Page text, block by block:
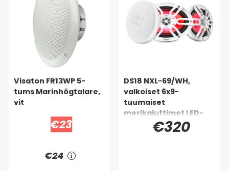
Visaton FR13WP 5-
tums Marinhögtalare,
vit
€23
€24
DS18 NXL-69/WH,
valkoiset 6x9-
tuumaiset
merikaiuttimet LED-
valolla, pari€320